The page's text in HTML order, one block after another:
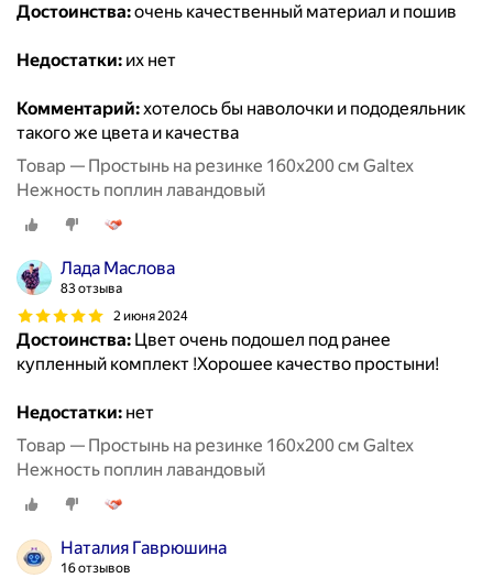
Достоинства:очень качественный материал и пошив
Недостатки: их нет
Комментарий:хотелось бы наволочки и пододеяльник
такого же цвета и качества
Товар — Простынь на резинке 160х200 см Galtex
Нежность поплин лавандовый
Лада Маслова
83 отзыва
2 июня 2024
Достоинства: Цвет очень подошел под ранее
купленный комплект !Хорошее качество простыни!
Недостатки: нет
Товар — Простынь на резинке 160х200 см Galtex
Нежность поплин лавандовый
Наталия Гаврюшина
16 отзывов